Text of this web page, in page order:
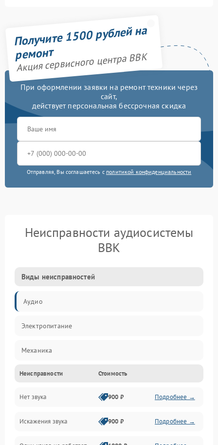
Получите 1500 рублей на
ремонт
Акция сервисного центра BBK
При оформлении заявки на ремонт техники через
сайт,
действует персональная бессрочная скидка
Отправляя, Вы соглашаетесь с политикой конфиденциальности
Неисправности аудиосистемы
BBK
Виды неисправностей
Аудио
Электропитание
Механика
Управление
Корпус/Герметичность
Электронные компоненты
Неисправности Стоимость
Нет звука 900 ₽ Подробнее →
Искажения звука 900 ₽ Подробнее →